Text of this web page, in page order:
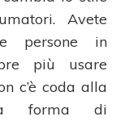
Avete
persone in
più usare
c’è coda alla
forma di